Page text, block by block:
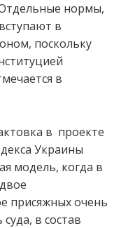
нормы,
в
поскольку
в
в проекте
Украины
модель, когда в
присяжных очень
в состав